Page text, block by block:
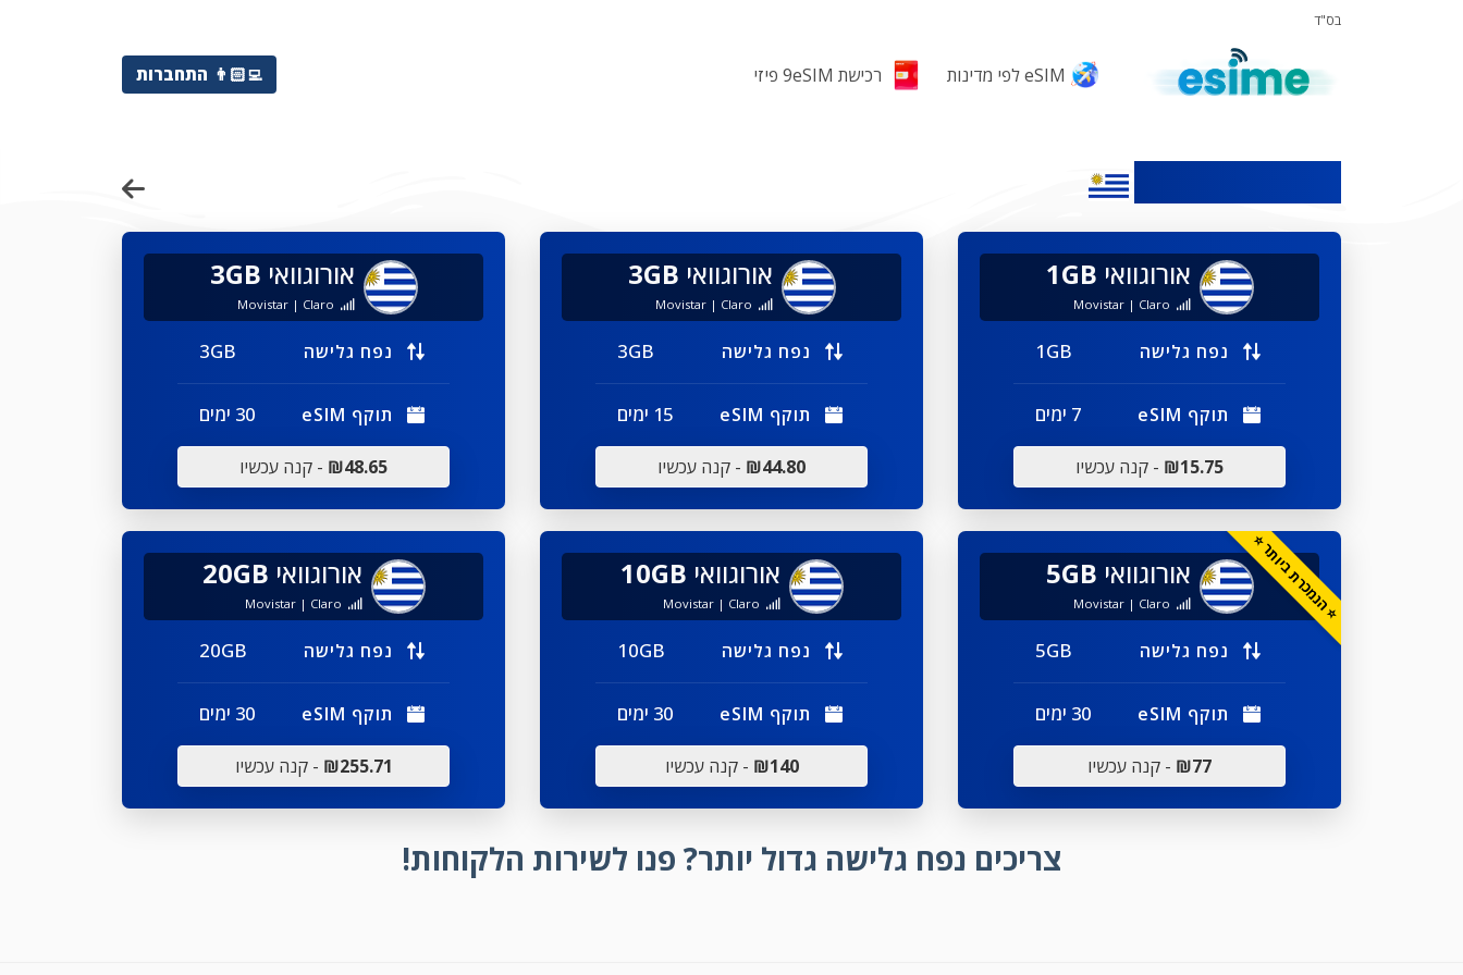
בס"ד
eSIM לפי מדינות רכישת 9eSIM פיזי 👨🏻‍💻 התחברות
אורוגוואי 1GB
נפח גלישה 1GB
תוקף eSIM 7 ימים
₪15.75 - קנה עכשיו
אורוגוואי 3GB
נפח גלישה 3GB
תוקף eSIM 15 ימים
₪44.80 - קנה עכשיו
אורוגוואי 3GB
נפח גלישה 3GB
תוקף eSIM 30 ימים
₪48.65 - קנה עכשיו
⭐ הנמכרת ביותר ⭐ אורוגוואי 5GB
נפח גלישה 5GB
תוקף eSIM 30 ימים
₪77 - קנה עכשיו
אורוגוואי 10GB
נפח גלישה 10GB
תוקף eSIM 30 ימים
₪140 - קנה עכשיו
אורוגוואי 20GB
נפח גלישה 20GB
תוקף eSIM 30 ימים
₪255.71 - קנה עכשיו
צריכים נפח גלישה גדול יותר? פנו לשירות הלקוחות!